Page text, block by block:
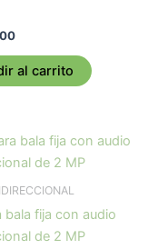
al carrito
bala fija con audio
de 2 MP